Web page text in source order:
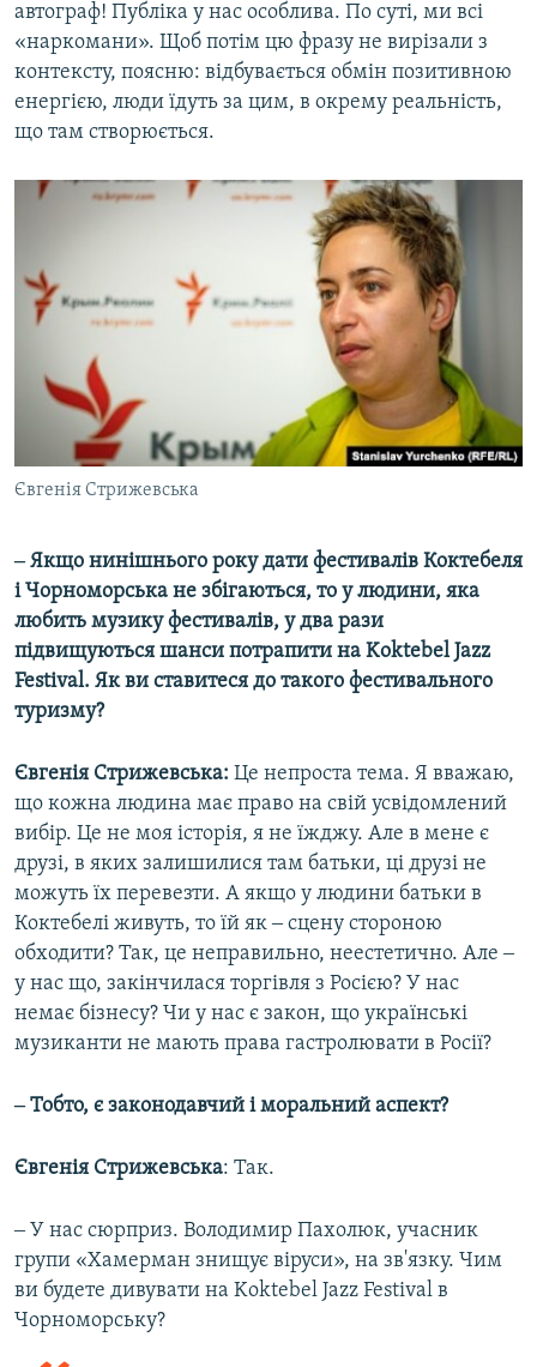
автограф! Публіка у нас особлива. По суті, ми всі
«наркомани». Щоб потім цю фразу не вирізали з
контексту, поясню: відбувається обмін позитивною
енергією, люди їдуть за цим, в окрему реальність,
що там створюється.
Євгенія Стрижевська
‒ Якщо нинішнього року дати фестивалів Коктебеля
і Чорноморська не збігаються, то у людини, яка
любить музику фестивалів, у два рази
підвищуються шанси потрапити на Koktebel Jazz
Festival. Як ви ставитеся до такого фестивального
туризму?
Євгенія Стрижевська: Це непроста тема. Я вважаю,
що кожна людина має право на свій усвідомлений
вибір. Це не моя історія, я не їжджу. Але в мене є
друзі, в яких залишилися там батьки, ці друзі не
можуть їх перевезти. А якщо у людини батьки в
Коктебелі живуть, то їй як ‒ сцену стороною
обходити? Так, це неправильно, неестетично. Але ‒
у нас що, закінчилася торгівля з Росією? У нас
немає бізнесу? Чи у нас є закон, що українські
музиканти не мають права гастролювати в Росії?
‒ Тобто, є законодавчий і моральний аспект?
Євгенія Стрижевська: Так.
‒ У нас сюрприз. Володимир Пахолюк, учасник
групи «Хамерман знищує віруси», на зв'язку. Чим
ви будете дивувати на Koktebel Jazz Festival в
Чорноморську?